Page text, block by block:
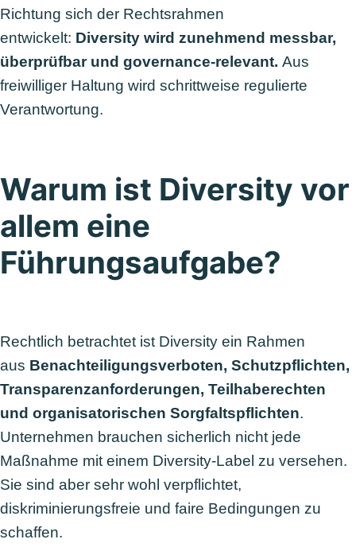
Richtung sich der Rechtsrahmen
entwickelt: Diversity wird zunehmend messbar,
überprüfbar und governance-relevant. Aus
freiwilliger Haltung wird schrittweise regulierte
Verantwortung.
Warum ist Diversity vor
allem eine
Führungsaufgabe?
Rechtlich betrachtet ist Diversity ein Rahmen
aus Benachteiligungsverboten, Schutzpflichten,
Transparenzanforderungen, Teilhaberechten
und organisatorischen Sorgfaltspflichten.
Unternehmen brauchen sicherlich nicht jede
Maßnahme mit einem Diversity-Label zu versehen.
Sie sind aber sehr wohl verpflichtet,
diskriminierungsfreie und faire Bedingungen zu
schaffen.